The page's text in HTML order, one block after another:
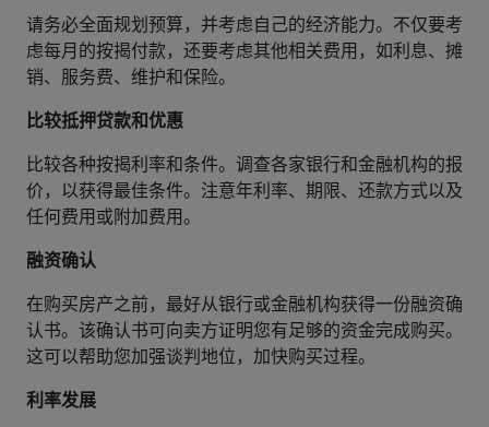
请务必全面规划预算，并考虑自己的经济能力。不仅要考
虑每月的按揭付款，还要考虑其他相关费用，如利息、摊
销、服务费、维护和保险。
比较抵押贷款和优惠
比较各种按揭利率和条件。调查各家银行和金融机构的报
价，以获得最佳条件。注意年利率、期限、还款方式以及
任何费用或附加费用。
融资确认
在购买房产之前，最好从银行或金融机构获得一份融资确
认书。该确认书可向卖方证明您有足够的资金完成购买。
这可以帮助您加强谈判地位，加快购买过程。
利率发展